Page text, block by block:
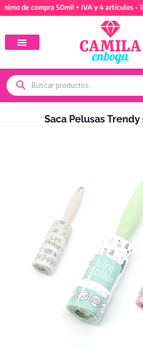
de compra 50mil + IVA y 4 artículos -
Saca Pelusas Trendy